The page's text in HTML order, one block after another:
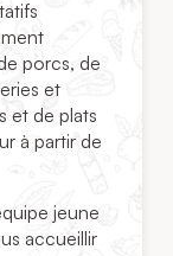
porcs, de
et
et de plats
à partir de
jeune
accueillir